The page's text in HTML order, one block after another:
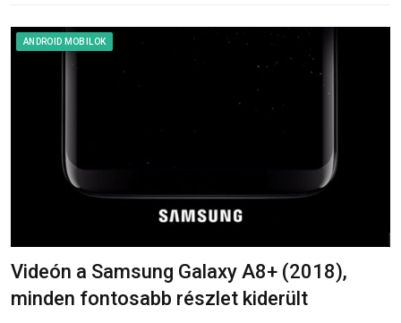
ANDROID MOBILOK
Videón a Samsung Galaxy A8+ (2018),
minden fontosabb részlet kiderült